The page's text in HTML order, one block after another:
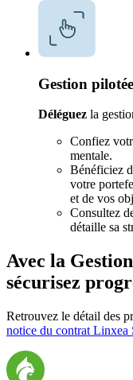
Gestion pilotée
Déléguez la
Confiez
mentale.
Bénéficiez
votre
et de vos
Consultez
détaille sa
Avec la
sécurisez
Retrouvez le détail des
notice du contrat Linxea